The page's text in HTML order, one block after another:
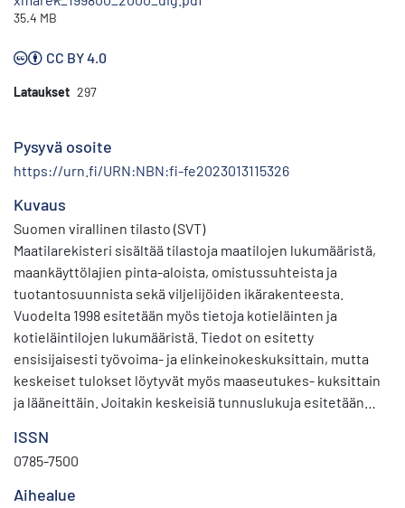
35.4 MB
CC BY 4.0
Lataukset 297
Pysyvä osoite
https://urn.fi/URN:NBN:fi-fe2023013115326
Kuvaus
Suomen virallinen tilasto (SVT)
Maatilarekisteri sisältää tilastoja maatilojen lukumääristä,
maankäyttölajien pinta-aloista, omistussuhteista ja
tuotantosuunnista sekä viljelijöiden ikärakenteesta.
Vuodelta 1998 esitetään myös tietoja kotieläinten ja
kotieläintilojen lukumääristä. Tiedot on esitetty
ensisijaisesti työvoima- ja elinkeinokeskuksittain, mutta
keskeiset tulokset löytyvät myös maaseutukes- kuksittain
ja lääneittäin. Joitakin keskeisiä tunnuslukuja esitetään
Kunnittain esitetään maatilojen lukumäärät,
maankäyttölajien pinta-alat ja kotieläinten lukumäärät.
ISSN
0785-7500
Aihealue